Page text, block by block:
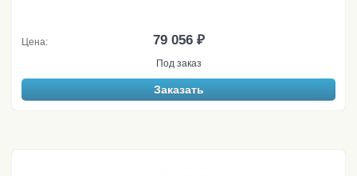
Цена: 79 056 ₽
Под заказ
Заказать